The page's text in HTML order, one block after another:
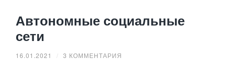
Автономные социальные
сети
16.01.2021 3 КОММЕНТАРИЯ